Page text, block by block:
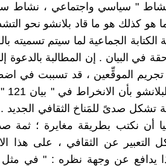
( 58 ـ 68 ) مع " نشاط " سياسي واجتماعي ،
هو كذلك هو ما قاد بلانشو نحو
في البيان . إن المطالبة بالدعوة
تجريم الموقِّعين ، قد تسببت في
تشكل صدىً للمَناخ الثقافي الجديد .
أن نكتب بطريقة مغايرة ؛ ثمة
التعبير عن الثقافي ، على هذا
يدافع عن وجهة نظره : " في مثل